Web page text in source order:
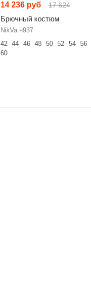
14 236 руб 17 624
Брючный костюм
NikVa н937
42
44 46 48 50 52 54 56
60